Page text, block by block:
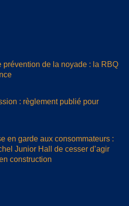
prévention de la noyade : la RBQ
: règlement publié pour
en garde aux consommateurs :
Junior Hall de cesser d’agir
construction